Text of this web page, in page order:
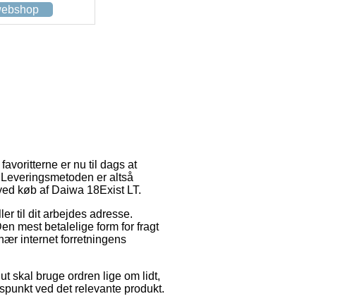
er nu til dags at
er altså
køb af Daiwa 18Exist LT.
til dit arbejdes adresse.
mest betalelige form for fragt
internet forretningens
skal bruge ordren lige om lidt,
ved det relevante produkt.